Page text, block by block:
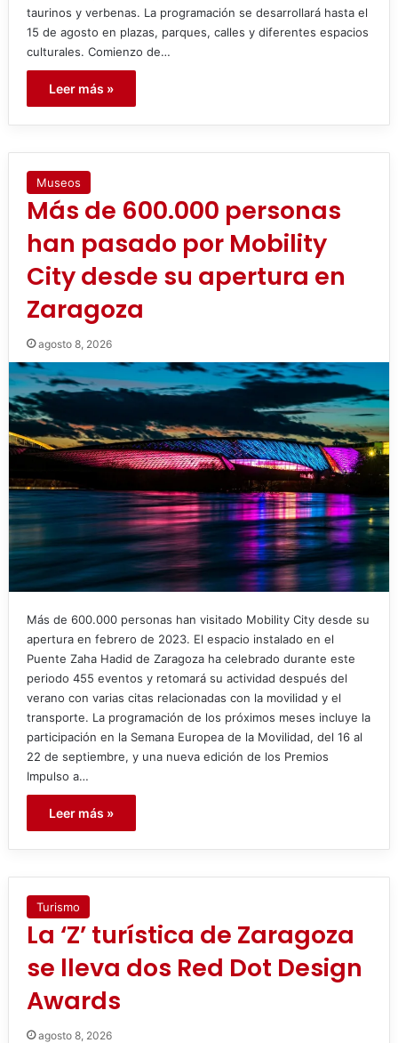
taurinos y verbenas. La programación se desarrollará hasta el
15 de agosto en plazas, parques, calles y diferentes espacios
culturales. Comienzo de…
Leer más »
Museos
Más de 600.000 personas
han pasado por Mobility
City desde su apertura en
Zaragoza
agosto 8, 2026
Más de 600.000 personas han visitado Mobility City desde su
apertura en febrero de 2023. El espacio instalado en el
Puente Zaha Hadid de Zaragoza ha celebrado durante este
periodo 455 eventos y retomará su actividad después del
verano con varias citas relacionadas con la movilidad y el
transporte. La programación de los próximos meses incluye la
participación en la Semana Europea de la Movilidad, del 16 al
22 de septiembre, y una nueva edición de los Premios
Impulso a…
Leer más »
Turismo
La ‘Z’ turística de Zaragoza
se lleva dos Red Dot Design
Awards
agosto 8, 2026